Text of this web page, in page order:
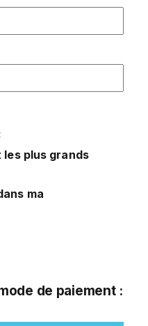
les plus grands
ma
de paiement :